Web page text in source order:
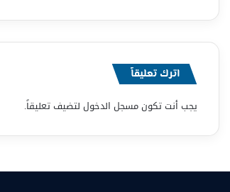
اترك تعليقاً
يجب أنت تكونمسجل الدخول لتضيف تعليقاً.